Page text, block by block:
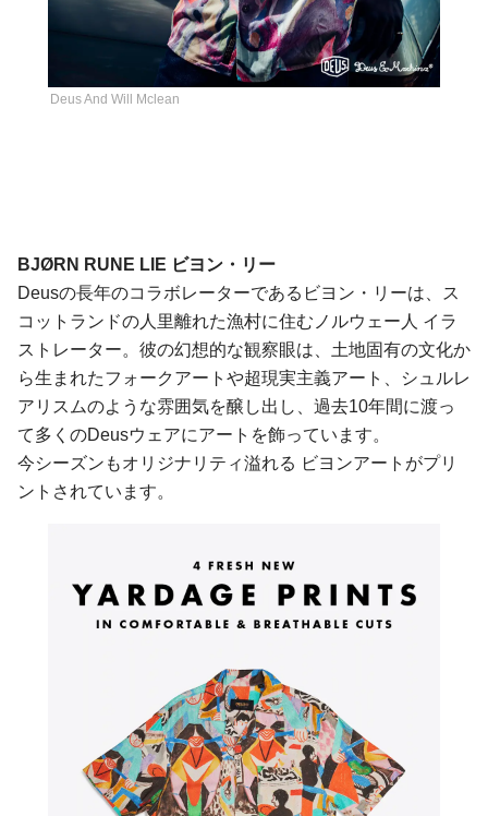
Deus And Will Mclean
BJØRN RUNE LIE ビヨン・リー
Deusの長年のコラボレーターであるビヨン・リーは、ス
コットランドの人里離れた漁村に住むノルウェー人 イラ
ストレーター。彼の幻想的な観察眼は、土地固有の文化か
ら生まれたフォークアートや超現実主義アート、シュルレ
アリスムのような雰囲気を醸し出し、過去10年間に渡っ
て多くのDeusウェアにアートを飾っています。
今シーズンもオリジナリティ溢れる ビヨンアートがプリ
ントされています。